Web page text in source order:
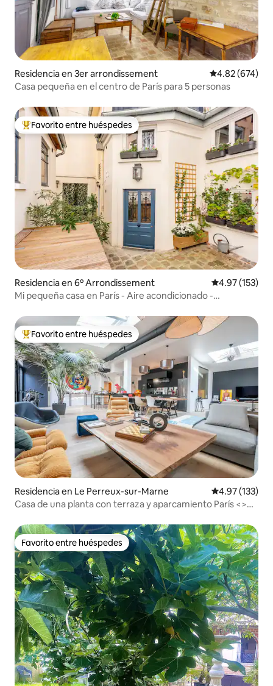
Residencia en 3er arrondissement Calificación
4.82 (674)
Casa pequeña en el centro de París para 5 personas
De los mejores en Favorito entre huéspedes
Favorito entre huéspedes
Residencia en 6º Arrondissement Calificación
4.97 (153)
Mi pequeña casa en París - Aire acondicionado -
De los mejores en Favorito entre huéspedes
Favorito entre huéspedes
Residencia en Le Perreux-sur-Marne Calificación
4.97 (133)
Casa de una planta con terraza y aparcamiento París <>
Favorito entre huéspedes
Favorito entre huéspedes